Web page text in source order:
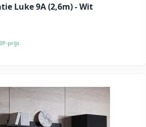
Luke 9A (2,6m) - Wit
prijs